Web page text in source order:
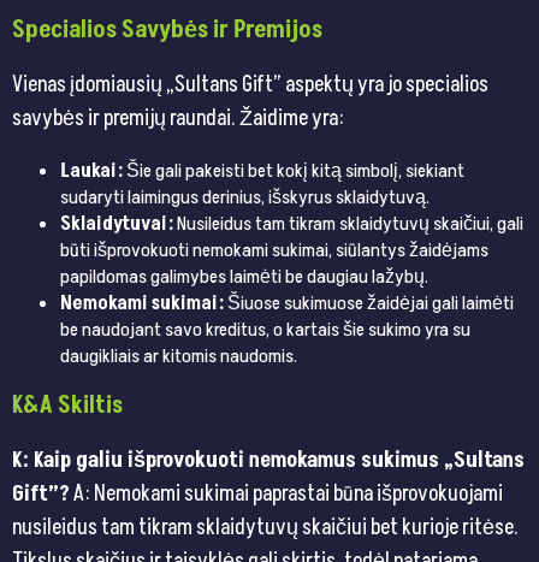
Specialios Savybės ir Premijos
Vienas įdomiausių „Sultans Gift” aspektų yra jo specialios
savybės ir premijų raundai. Žaidime yra:
Laukai:Šie gali pakeisti bet kokį kitą simbolį, siekiant
sudaryti laimingus derinius, išskyrus sklaidytuvą.
Sklaidytuvai:Nusileidus tam tikram sklaidytuvų skaičiui, gali
būti išprovokuoti nemokami sukimai, siūlantys žaidėjams
papildomas galimybes laimėti be daugiau lažybų.
Nemokami sukimai:Šiuose sukimuose žaidėjai gali laimėti
be naudojant savo kreditus, o kartais šie sukimo yra su
daugikliais ar kitomis naudomis.
K&A Skiltis
K: Kaip galiu išprovokuoti nemokamus sukimus „Sultans
Gift”?A: Nemokami sukimai paprastai būna išprovokuojami
nusileidus tam tikram sklaidytuvų skaičiui bet kurioje ritėse.